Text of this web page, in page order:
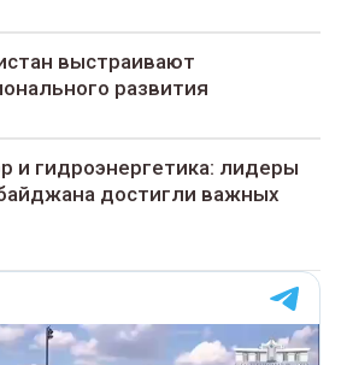
выстраивают
развития
и гидроэнергетика: лидеры
достигли важных